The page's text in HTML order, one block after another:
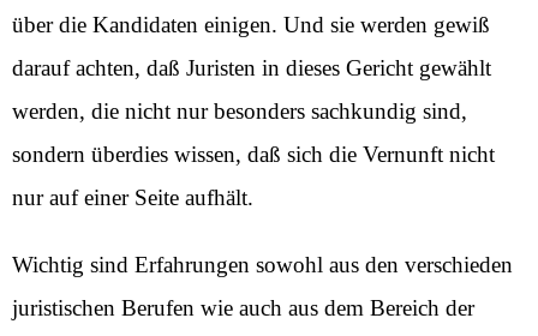
über die Kandidaten einigen. Und sie werden gewiß
darauf achten, daß Juristen in dieses Gericht gewählt
werden, die nicht nur besonders sachkundig sind,
sondern überdies wissen, daß sich die Vernunft nicht
nur auf einer Seite aufhält.
Wichtig sind Erfahrungen sowohl aus den verschieden
juristischen Berufen wie auch aus dem Bereich der